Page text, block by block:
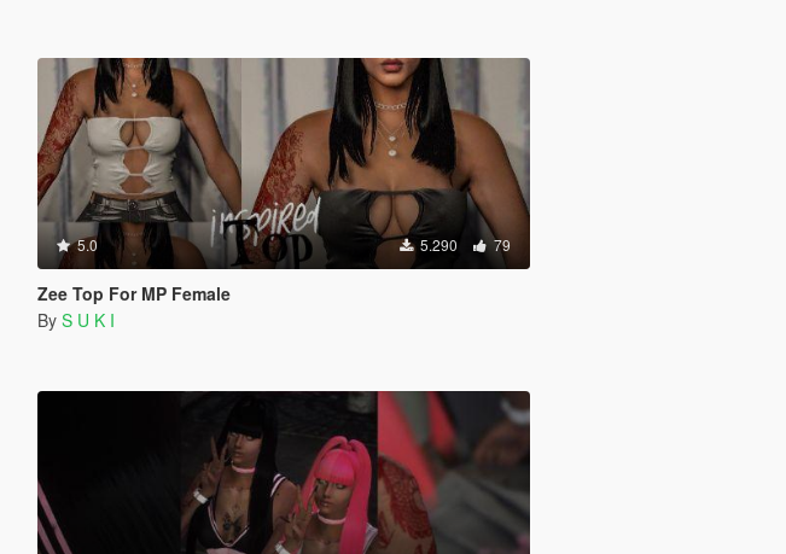
5.0 5.290 79
Zee Top For MP Female
By S U K I